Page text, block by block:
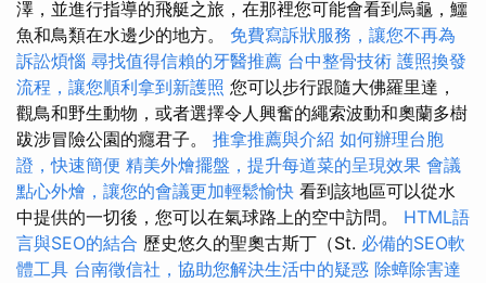
澤，並進行指導的飛艇之旅，在那裡您可能會看到烏龜，鱷
魚和鳥類在水邊少的地方。 免費寫訴狀服務，讓您不再為
訴訟煩惱 尋找值得信賴的牙醫推薦 台中整骨技術 護照換發
流程，讓您順利拿到新護照 您可以步行跟隨大佛羅里達，
觀鳥和野生動物，或者選擇令人興奮的繩索波動和奧蘭多樹
跋涉冒險公園的癮君子。 推拿推薦與介紹 如何辦理台胞
證，快速簡便 精美外燴擺盤，提升每道菜的呈現效果 會議
點心外燴，讓您的會議更加輕鬆愉快 看到該地區可以從水
中提供的一切後，您可以在氣球路上的空中訪問。 HTML語
言與SEO的結合 歷史悠久的聖奧古斯丁（St. 必備的SEO軟
體工具 台南徵信社，協助您解決生活中的疑惑 除蟑除害達